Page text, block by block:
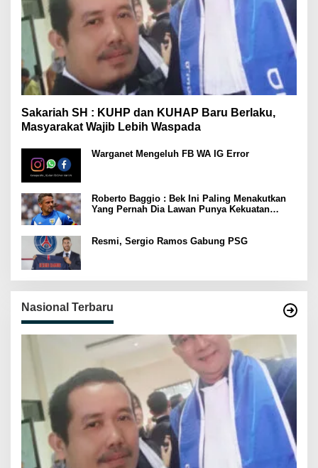
Sakariah SH : KUHP dan KUHAP Baru Berlaku,
Masyarakat Wajib Lebih Waspada
Warganet Mengeluh FB WA IG Error
Roberto Baggio : Bek Ini Paling Menakutkan
Yang Pernah Dia Lawan Punya Kekuatan
Resmi, Sergio Ramos Gabung PSG
Nasional Terbaru